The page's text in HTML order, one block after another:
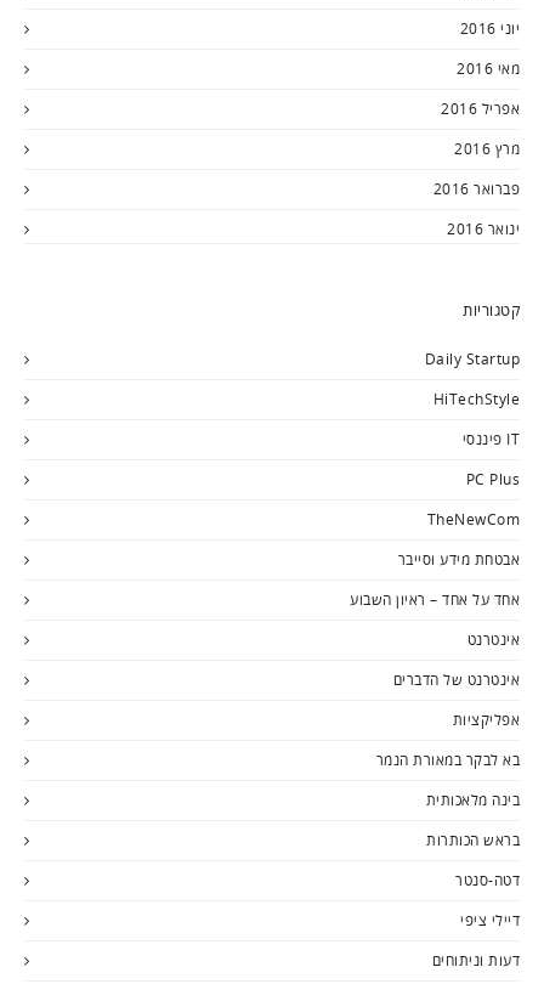
יוני 2016
מאי 2016
אפריל 2016
מרץ 2016
פברואר 2016
ינואר 2016
קטגוריות
Daily Startup
HiTechStyle
IT פיננסי
PC Plus
TheNewCom
אבטחת מידע וסייבר
אחד על אחד – ראיון השבוע
אינטרנט
אינטרנט של הדברים
אפליקציות
בא לבקר במאורת הנמר
בינה מלאכותית
בראש הכותרות
דטה-סנטר
דיילי ציפי
דעות וניתוחים